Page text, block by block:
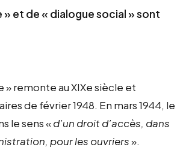
et de « dialogue social » sont
remonte au XIXe siècle et
de février 1948. En mars 1944, le
le sens «d’un droit d’accès, dans
pour les ouvriers».